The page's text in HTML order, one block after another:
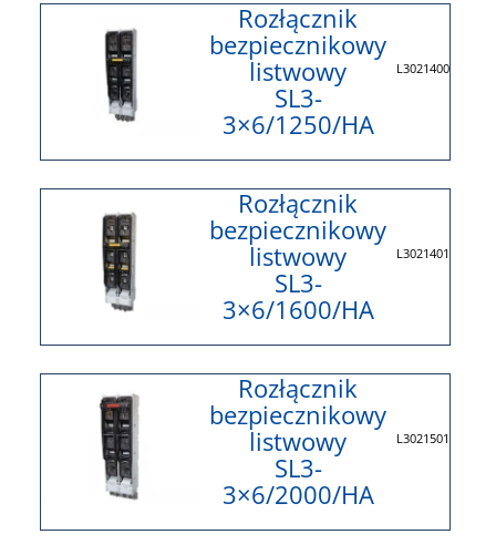
Rozłącznik
bezpiecznikowy
listwowy
SL3-
3×6/1250/HA
L3021400
Rozłącznik
bezpiecznikowy
listwowy
SL3-
3×6/1600/HA
L3021401
Rozłącznik
bezpiecznikowy
listwowy
SL3-
3×6/2000/HA
L3021501